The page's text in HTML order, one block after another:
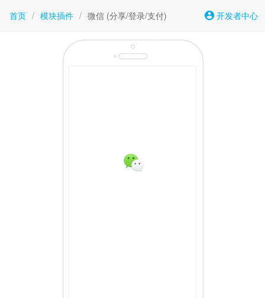
首页 / 模块插件 / 微信 (分享/登录/支付) 开发者中心